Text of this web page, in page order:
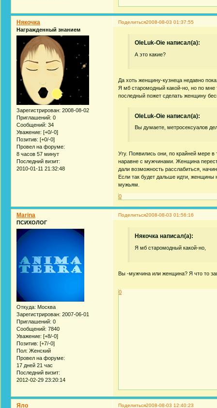
Поделиться2008-08-03 01:37:55
Някочка
Награжденный знанием
Зарегистрирован: 2008-08-02
Приглашений: 0
Сообщений: 34
Уважение: [+0/-0]
Позитив: [+0/-0]
Провел на форуме:
8 часов 57 минут
Последний визит:
2010-01-11 21:32:48
OleLuk-Oie написал(а):
А это какие?
Да хоть женщину-кузнеца недавно
Я мб старомодный какой-но, но по мне
последный пожет сделать женщину
OleLuk-Oie написал(а):
Вы думаете, метросексуалов
Угу. Появились они, по крайней мере
наравне с мужчинами. Женщина
дали возможность расслабиться,
Если так будет дальше идти, женщины
мужьям.
0
Поделиться2008-08-03 01:56:16
Marina
ПСИХОЛОГ
Откуда: Москва
Зарегистрирован: 2007-06-01
Приглашений: 0
Сообщений: 7840
Уважение: [+8/-0]
Позитив: [+7/-0]
Пол: Женский
Провел на форуме:
17 дней 21 час
Последний визит:
2012-02-29 23:20:14
Някочка написал(а):
Я мб старомодный какой-но,
Вы -мужчина или женщина? Я что то
0
Поделиться2008-08-03 12:40:23
Яло